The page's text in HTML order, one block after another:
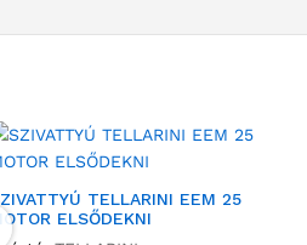
TELLARINI EEM 25
ELSŐDEKNI